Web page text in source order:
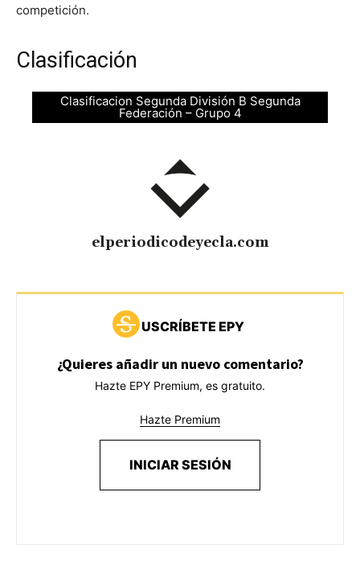
competición.
Clasificación
Clasificacion Segunda División B Segunda
Federación – Grupo 4
elperiodicodeyecla.com
USCRÍBETE EPY
¿Quieres añadir un nuevo comentario?
Hazte EPY Premium, es gratuito.
Hazte Premium
INICIAR SESIÓN